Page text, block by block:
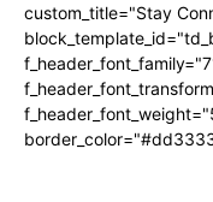
custom_title="Stay